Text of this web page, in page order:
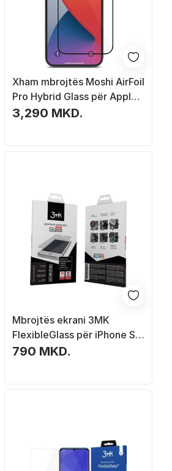
Xham mbrojtës Moshi AirFoil
Pro Hybrid Glass për Apple
iPhone 12 Pro Max
3,290 MKD.
Mbrojtës ekrani 3MK
FlexibleGlass për iPhone SE,
transparent
790 MKD.